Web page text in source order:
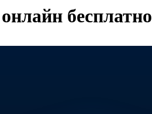
бесплатно